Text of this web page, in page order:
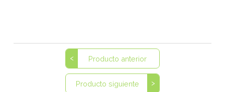
Producto anterior
Producto siguiente